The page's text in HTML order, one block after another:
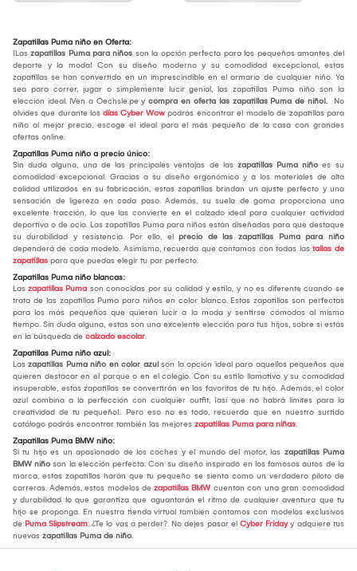
Zapatillas Puma niño en Oferta:
¡Las zapatillas Puma para niños son la opción perfecta para los pequeños amantes del
deporte y la moda! Con su diseño moderno y su comodidad excepcional, estas
zapatillas se han convertido en un imprescindible en el armario de cualquier niño. Ya
sea para correr, jugar o simplemente lucir genial, las zapatillas Puma niño son la
elección ideal. ¡Ven a Oechsle.pe y compra en oferta las zapatillas Puma de niño!.
No
olvides que durante los días Cyber Wow podrás encontrar el modelo de zapatillas para
niño al mejor precio, escoge el ideal para el más pequeño de la casa con grandes
ofertas online.
Zapatillas Puma niño a precio único:
Sin duda alguna, una de las principales ventajas de las zapatillas Puma niño es su
comodidad excepcional. Gracias a su diseño ergonómico y a los materiales de alta
calidad utilizados en su fabricación, estas zapatillas brindan un ajuste perfecto y una
sensación de ligereza en cada paso. Además, su suela de goma proporciona una
excelente tracción, lo que las convierte en el calzado ideal para cualquier actividad
deportiva o de ocio. Las zapatillas Puma para niños están diseñadas para que destaque
su durabilidad y resistencia. Por ello, el precio de las zapatillas Puma para niño
dependerá de cada modelo. Asimismo, recuerda que contamos con todas las tallas de
zapatillas para que puedas elegir tu par perfecto.
Zapatillas Puma niño blancas:
Las zapatillas Puma son conocidas por su calidad y estilo, y no es diferente cuando se
trata de las zapatillas Puma para niños en color blanco. Estas zapatillas son perfectas
para los más pequeños que quieren lucir a la moda y sentirse cómodos al mismo
tiempo. Sin duda alguna, estas son una excelente elección para tus hijos, sobre si estás
en la búsqueda de calzado escolar.
Zapatillas Puma niño azul:
Las zapatillas Puma niño en color azul son la opción ideal para aquellos pequeños que
quieren destacar en el parque o en el colegio. Con su estilo llamativo y su comodidad
insuperable, estas zapatillas se convertirán en las favoritas de tu hijo. Además, el color
azul combina a la perfección con cualquier outfit, ¡así que no habrá límites para la
creatividad de tu pequeño!. Pero eso no es todo, recuerda que en nuestro surtido
catálogo podrás encontrar también las mejores zapatillas Puma para niñas.
Zapatillas Puma BMW niño:
Si tu hijo es un apasionado de los coches y el mundo del motor, las zapatillas Puma
BMW niño son la elección perfecta. Con su diseño inspirado en los famosos autos de la
marca, estas zapatillas harán que tu pequeño se sienta como un verdadero piloto de
carreras. Además, estos modelos de zapatillas BMWcuentan con una gran comodidad
y durabilidad lo que garantiza que aguantarán el ritmo de cualquier aventura que tu
hijo se proponga. En nuestra tienda virtual también contamos con modelos exclusivos
de Puma Slipstream. ¿Te lo vas a perder?. No dejes pasar el Cyber Fridayy adquiere tus
nuevas zapatillas Puma de niño.